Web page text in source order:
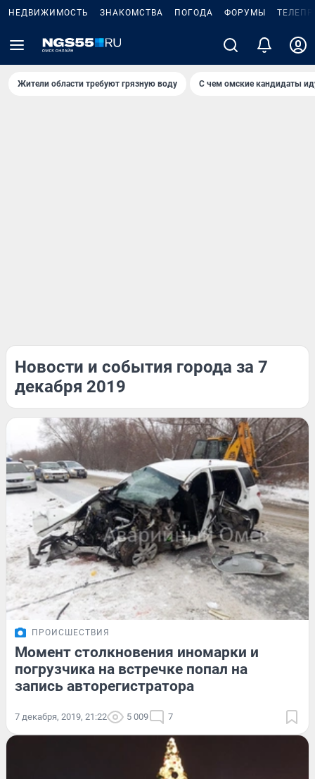
НЕДВИЖИМОСТЬ ЗНАКОМСТВА ПОГОДА ФОРУМЫ
Жители области требуют грязную воду С чем омские кандидаты
Новости и события города за 7
декабря 2019
ПРОИСШЕСТВИЯ
Момент столкновения иномарки и
погрузчика на встречке попал на
запись авторегистратора
7 декабря, 2019, 21:22 5 009 7